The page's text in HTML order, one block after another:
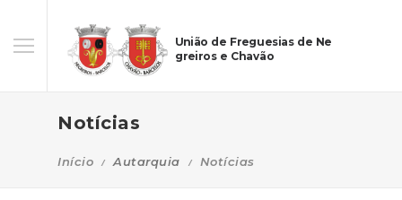
União de Freguesias de Ne
greiros e Chavão
Notícias
Início Autarquia Notícias